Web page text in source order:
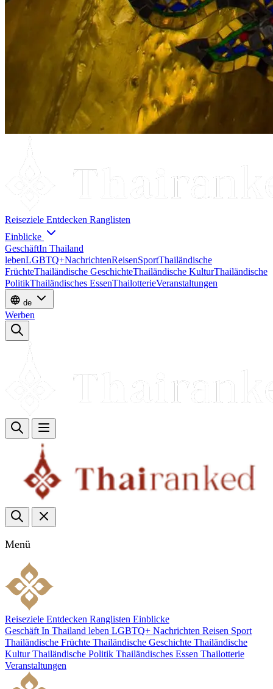
Reiseziele Entdecken Ranglisten
Einblicke
GeschäftIn Thailand
lebenLGBTQ+NachrichtenReisenSportThailändische
FrüchteThailändische GeschichteThailändische KulturThailändische
PolitikThailändisches EssenThailotterieVeranstaltungen
de
Werben
Menü
Reiseziele Entdecken Ranglisten Einblicke
Geschäft In Thailand leben LGBTQ+ Nachrichten Reisen Sport
Thailändische Früchte Thailändische Geschichte Thailändische
Kultur Thailändische Politik Thailändisches Essen Thailotterie
Veranstaltungen